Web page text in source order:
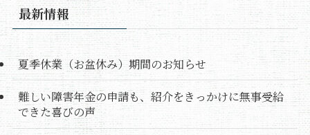
最新情報
夏季休業（お盆休み）期間のお知らせ
難しい障害年金の申請も、紹介をきっかけに無事受給
できた喜びの声